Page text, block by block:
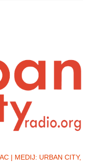
| MEDIJ: URBAN CITY,